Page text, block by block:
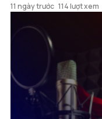
11 ngày trước 114 lượt xem